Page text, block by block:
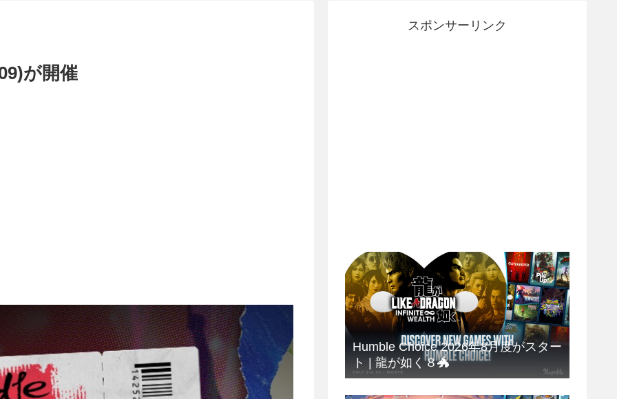
が開催
スポンサーリンク
Humble Choice 2026年8月度がスター
ト | 龍が如く８🐲